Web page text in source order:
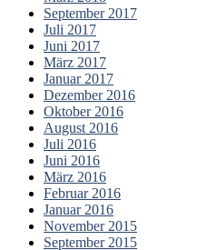
September 2017
Juli 2017
Juni 2017
März 2017
Januar 2017
Dezember 2016
Oktober 2016
August 2016
Juli 2016
Juni 2016
März 2016
Februar 2016
Januar 2016
November 2015
September 2015